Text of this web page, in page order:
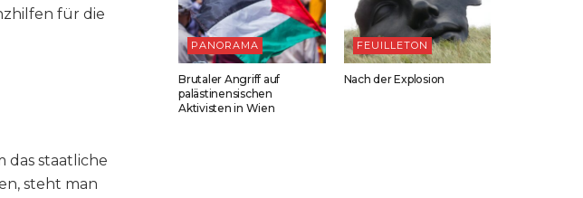
für die
das staatliche
steht man
PANORAMA
Brutaler Angriff auf
palästinensischen
Aktivisten in Wien
FEUILLETON
Nach der Explosion